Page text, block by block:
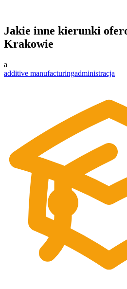
Jakie inne kierunki
Krakowie
a
additive manufacturingadministracja